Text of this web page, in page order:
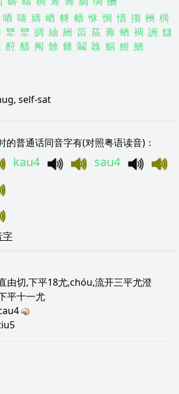
唒 嚋 嬦 崷 帱 幬 恘 惆 懤 搊 栦 椆
犨 犫 皗 紬 絒 苬 菗 薵 蝤 裯 詶 讎
酧 醻 阄 雔 雠 鬮 魗 鮂 鯦 鰽
self-sat
的普通话同音字有(对照粤语读音)：
kau4 sau4
字
由切,下平18尤,chóu,流开三平尤澄
平十一尤